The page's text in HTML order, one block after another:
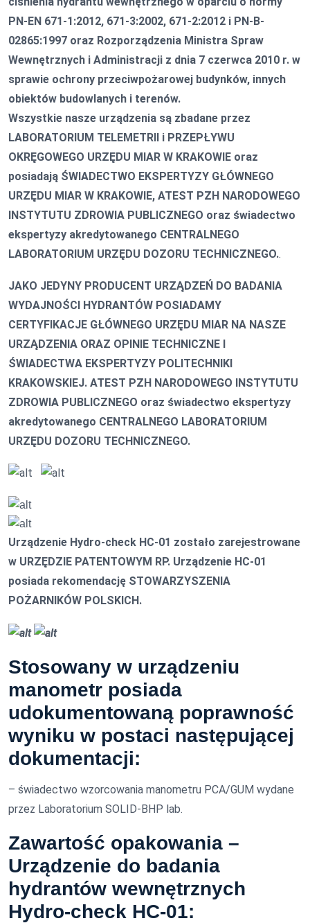
PN-EN 671-1:2012, 671-3:2002, 671-2:2012 i PN-B-
02865:1997 oraz Rozporządzenia Ministra Spraw
Wewnętrznych i Administracji z dnia 7 czerwca 2010 r. w
sprawie ochrony przeciwpożarowej budynków, innych
obiektów budowlanych i terenów.
Wszystkie nasze urządzenia są zbadane przez
LABORATORIUM TELEMETRII i PRZEPŁYWU
OKRĘGOWEGO URZĘDU MIAR W KRAKOWIE oraz
posiadają ŚWIADECTWO EKSPERTYZY GŁÓWNEGO
URZĘDU MIAR W KRAKOWIE, ATEST PZH NARODOWEGO
INSTYTUTU ZDROWIA PUBLICZNEGO oraz świadectwo
ekspertyzy akredytowanego CENTRALNEGO
LABORATORIUM URZĘDU DOZORU TECHNICZNEGO..
JAKO JEDYNY PRODUCENT URZĄDZEŃ DO BADANIA
WYDAJNOŚCI HYDRANTÓW POSIADAMY
CERTYFIKACJE GŁÓWNEGO URZĘDU MIAR NA NASZE
URZĄDZENIA ORAZ OPINIE TECHNICZNE I
ŚWIADECTWA EKSPERTYZY POLITECHNIKI
KRAKOWSKIEJ. ATEST PZH NARODOWEGO INSTYTUTU
ZDROWIA PUBLICZNEGO oraz świadectwo ekspertyzy
akredytowanego CENTRALNEGO LABORATORIUM
URZĘDU DOZORU TECHNICZNEGO.
Urządzenie Hydro-check HC-01 zostało zarejestrowane
w URZĘDZIE PATENTOWYM RP. Urządzenie HC-01
posiada rekomendację STOWARZYSZENIA
POŻARNIKÓW POLSKICH.
Stosowany w urządzeniu
manometr posiada
udokumentowaną poprawność
wyniku w postaci następującej
dokumentacji:
– świadectwo wzorcowania manometru PCA/GUM wydane
przez Laboratorium SOLID-BHP lab.
Zawartość opakowania –
Urządzenie do badania
hydrantów wewnętrznych
Hydro-check HC-01: